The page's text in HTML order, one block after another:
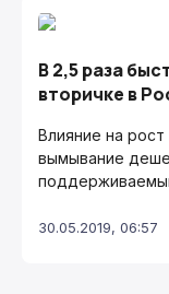
В 2,5 раза
вторичке в
Влияние на
вымывание
30.05.2019, 06:57